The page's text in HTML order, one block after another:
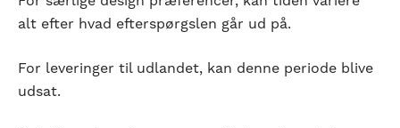
alt efter hvad efterspørgslen går ud på.
For leveringer til udlandet, kan denne periode blive
udsat.